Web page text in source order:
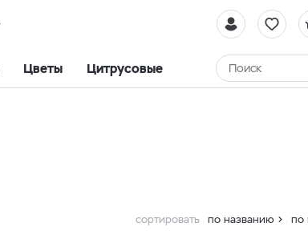
Цветы Цитрусовые
сортировать по названию по